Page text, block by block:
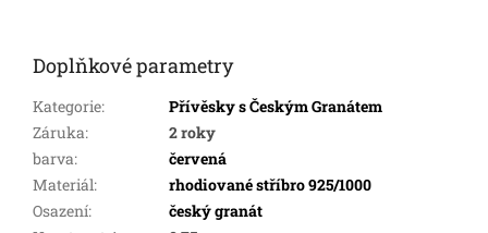
Doplňkové parametry
Kategorie:
Přívěsky s Českým Granátem
Záruka:
2 roky
barva:
červená
Materiál:
rhodiované stříbro 925/1000
Osazení:
český granát